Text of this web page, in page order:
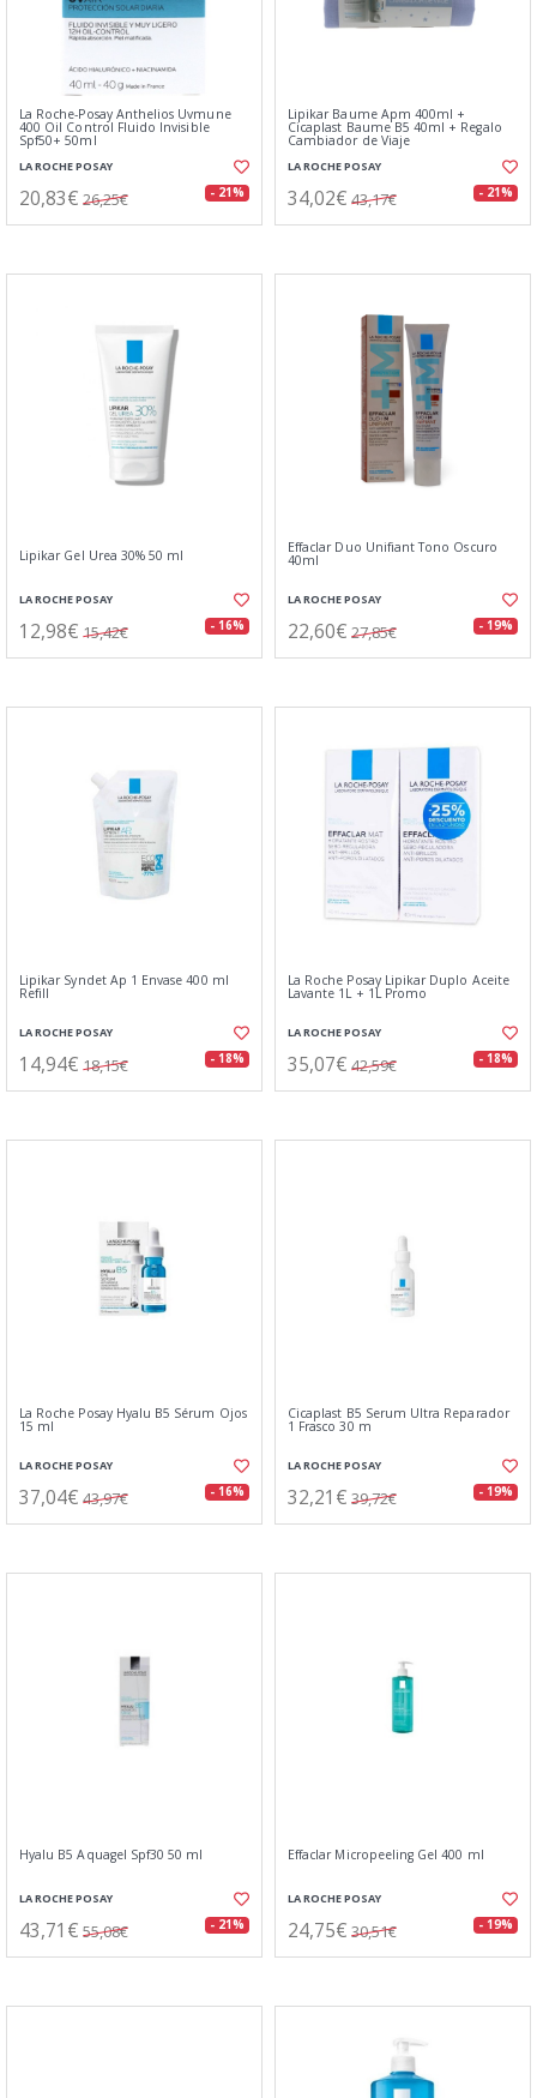
La Roche-Posay Anthelios Uvmune
400 Oil Control Fluido Invisible
Spf50+ 50ml
LA ROCHE POSAY
20,83€ 26,25€ - 21%
Lipikar Baume Apm 400ml +
Cicaplast Baume B5 40ml + Regalo
Cambiador de Viaje
LA ROCHE POSAY
34,02€ 43,17€ - 21%
Lipikar Gel Urea 30% 50 ml
LA ROCHE POSAY
12,98€ 15,42€ - 16%
Effaclar Duo Unifiant Tono Oscuro
40ml
LA ROCHE POSAY
22,60€ 27,85€ - 19%
Lipikar Syndet Ap 1 Envase 400 ml
Refill
LA ROCHE POSAY
14,94€ 18,15€ - 18%
La Roche Posay Lipikar Duplo Aceite
Lavante 1L + 1L Promo
LA ROCHE POSAY
35,07€ 42,59€ - 18%
La Roche Posay Hyalu B5 Sérum Ojos
15 ml
LA ROCHE POSAY
37,04€ 43,97€ - 16%
Cicaplast B5 Serum Ultra Reparador
1 Frasco 30 m
LA ROCHE POSAY
32,21€ 39,72€ - 19%
Hyalu B5 Aquagel Spf30 50 ml
LA ROCHE POSAY
43,71€ 55,08€ - 21%
Effaclar Micropeeling Gel 400 ml
LA ROCHE POSAY
24,75€ 30,51€ - 19%